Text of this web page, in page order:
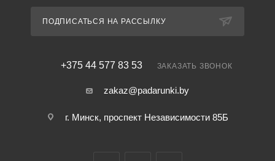
ПОДПИСАТЬСЯ НА РАССЫЛКУ
+375 44 577 83 53 ЗАКАЗАТЬ ЗВОНОК
zakaz@padarunki.by
г. Минск, проспект Независимости 85Б